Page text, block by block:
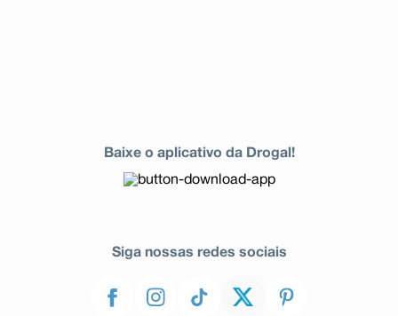
Baixe o aplicativo da Drogal!
Siga nossas redes sociais